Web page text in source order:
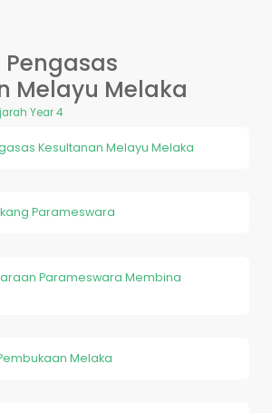
Melayu Melaka
Year 4
Kesultanan Melayu Melaka
Parameswara
Parameswara Membina
Melaka